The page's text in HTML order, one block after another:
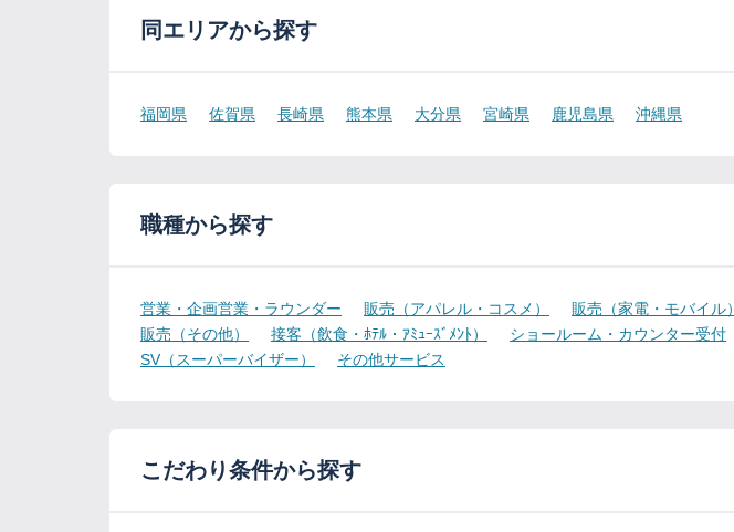
同エリアから探す
福岡県 佐賀県 長崎県 熊本県 大分県 宮崎県 鹿児島県 沖縄県
職種から探す
営業・企画営業・ラウンダー 販売（アパレル・コスメ） 販売（家電・モバイル）
販売（その他）
接客（飲食・ﾎﾃﾙ・ｱﾐｭｰｽﾞﾒﾝﾄ） ショールーム・カウンター受付
SV（スーパーバイザー）
その他サービス
こだわり条件から探す